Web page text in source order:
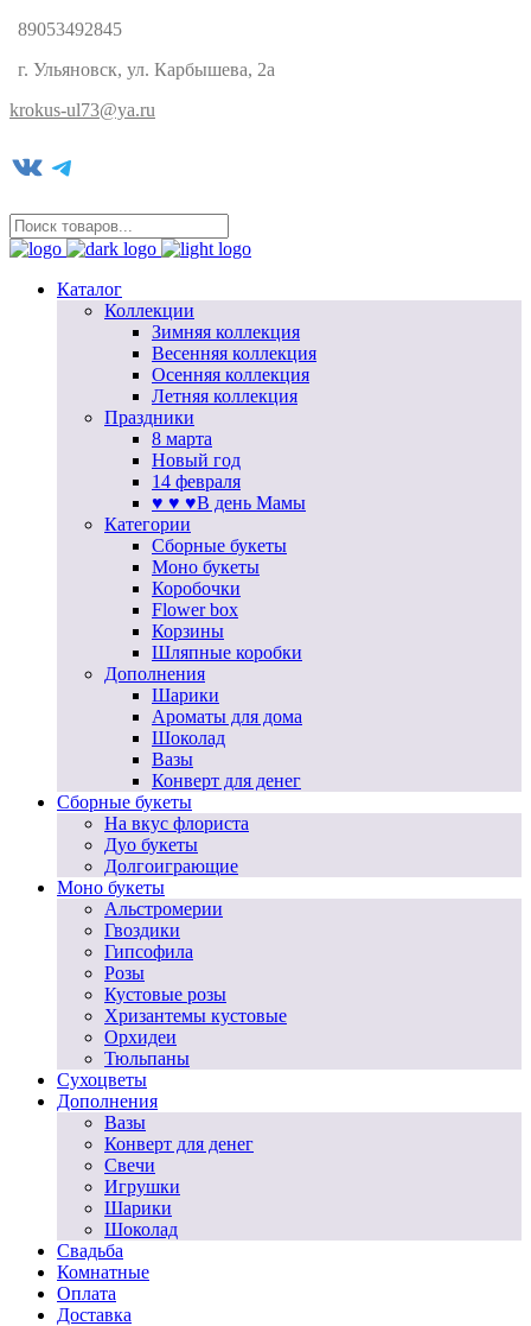
89053492845
г. Ульяновск, ул. Карбышева, 2а
krokus-ul73@ya.ru
VK Telegram
Каталог
Коллекции
Зимняя коллекция
Весенняя коллекция
Осенняя коллекция
Летняя коллекция
Праздники
8 марта
Новый год
14 февраля
♥ ♥ ♥В день Мамы
Категории
Сборные букеты
Моно букеты
Коробочки
Flower box
Корзины
Шляпные коробки
Дополнения
Шарики
Ароматы для дома
Шоколад
Вазы
Конверт для денег
Сборные букеты
На вкус флориста
Дуо букеты
Долгоиграющие
Моно букеты
Альстромерии
Гвоздики
Гипсофила
Розы
Кустовые розы
Хризантемы кустовые
Орхидеи
Тюльпаны
Сухоцветы
Дополнения
Вазы
Конверт для денег
Свечи
Игрушки
Шарики
Шоколад
Свадьба
Комнатные
Оплата
Доставка